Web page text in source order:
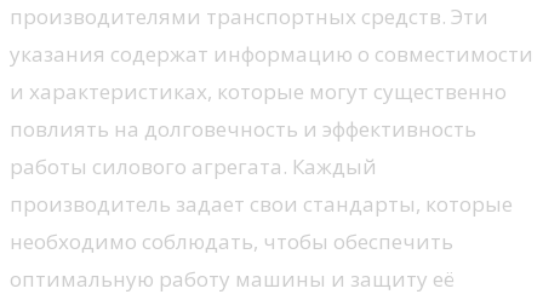
производителями транспортных средств. Эти
указания содержат информацию о совместимости
и характеристиках, которые могут существенно
повлиять на долговечность и эффективность
работы силового агрегата. Каждый
производитель задает свои стандарты, которые
необходимо соблюдать, чтобы обеспечить
оптимальную работу машины и защиту её